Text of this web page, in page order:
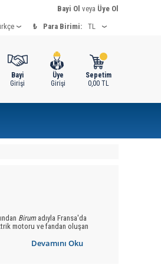
Bayi Ol veya Üye Ol
₺ Para Birimi:
Sepetim
0,00TL
Üye
Girişi
Bayi
Girişi
Devamını Oku
Birum adıyla Fransa'da
motoru ve fandan oluşan
halılar için kullanılan emer-